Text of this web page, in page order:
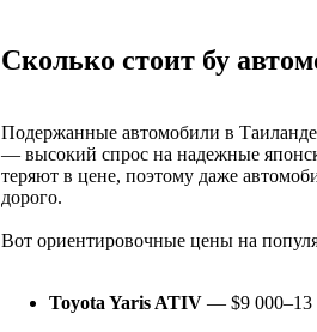
Сколько стоит бу
Подержанные автомобили в
— высокий спрос на надежные
теряют в цене, поэтому даже
дорого.
Вот ориентировочные цены на
Toyota Yaris ATIV — $9 000–13